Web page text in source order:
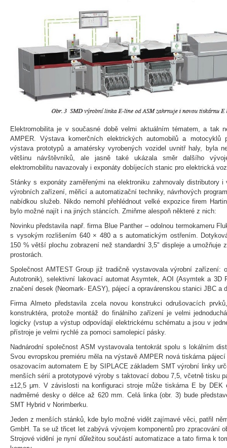
Elektromobilita je v současné době velmi aktuálním tématem, a tak
AMPER. Výstava komerčních elektrických automobilů a motocyklů
výstava prototypů a amatérsky vyrobených vozidel uvnitř haly, byla
většinu návštěvníků, ale jasně také ukázala směr dalšího
elektromobilitu navazovaly i exponáty dobíjecích stanic pro elektrická
Stánky s exponáty zaměřenými na elektroniku zahrnovaly distributory i
výrobních zařízení, měřicí a automatizační techniky, návrhových
nabídkou služeb. Nikdo nemohl přehlédnout velké expozice firem
bylo možné najít i na jiných stáncích. Zmiňme alespoň některé z nich:
Novinku představila např. firma Blue Panther – odolnou termokameru
s vysokým rozlišením 640 × 480 a s automatickým ostřením.
150 % větší plochu zobrazení než standardní 3,5" displeje a
prostorách.
Společnost AMTEST Group již tradičně vystavovala výrobní zařízení:
Autotronik), selektivní lakovací automat Asymtek, AOI (Asymtek a 3D
značení desek (Neomark- EASY), pájecí a opravárenskou stanici JBC a
Firma Almeto představila zcela novou konstrukci odrušovacích
konstruktéra, protože montáž do finálního zařízení je velmi
logicky (vstup a výstup odpovídají elektrickému schématu a jsou v
přístroje je velmi rychlé za pomoci samolepicí pásky.
Nadnárodní společnost ASM vystavovala tentokrát spolu s lokálním
Svou evropskou premiéru měla na výstavě AMPER nová tiskárna
osazovacím automatem E by SIPLACE základem SMT výrobní linky
menších sérií a prototypové výroby s taktovací dobou 7,5, včetně tisku
±12,5 μm. V závislosti na konfiguraci stroje může tiskárna E by DEK
nadměrné desky o délce až 620 mm. Celá linka (obr. 3) bude
SMT Hybrid v Norimberku.
Jeden z menších stánků, kde bylo možné vidět zajímavé věci, patřil
GmbH. Ta se už třicet let zabývá vývojem komponentů pro zpracování
Strojové vidění je nyní důležitou součástí automatizace a tato firma k